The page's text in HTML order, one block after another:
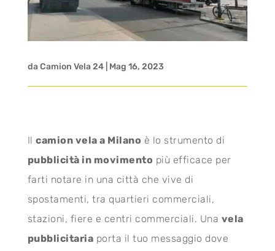
da Camion Vela 24| Mag 16, 2023
Ilcamion vela a Milano è lo strumento di
pubblicità in movimento più efficace per
farti notare in una città che vive di
spostamenti, tra quartieri commerciali,
stazioni, fiere e centri commerciali. Una vela
pubblicitaria porta il tuo messaggio dove